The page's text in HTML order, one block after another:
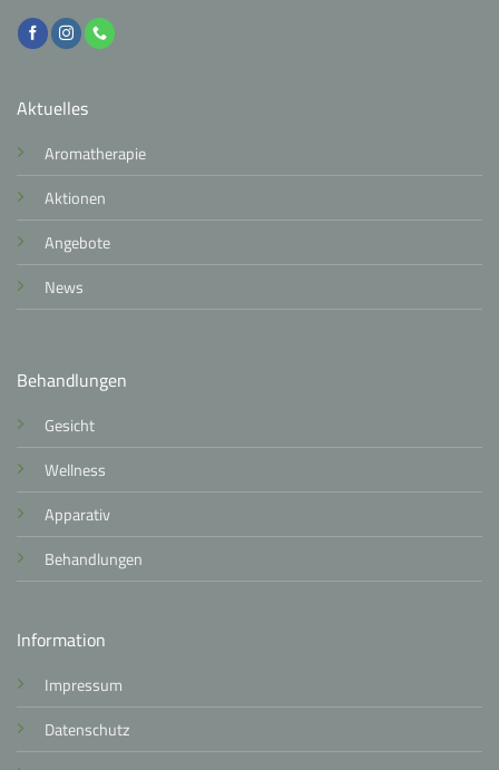
Behandlungen
Gesicht
Wellness
Apparativ
Behandlungen
Information
Impressum
Datenschutz
Aktuelles
Aromatherapie
Aktionen
Angebote
News